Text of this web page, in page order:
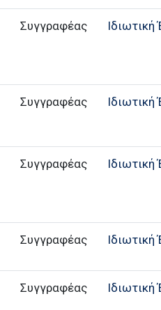
Συγγραφέας
Συγγραφέας
Συγγραφέας
Συγγραφέας
Συγγραφέας